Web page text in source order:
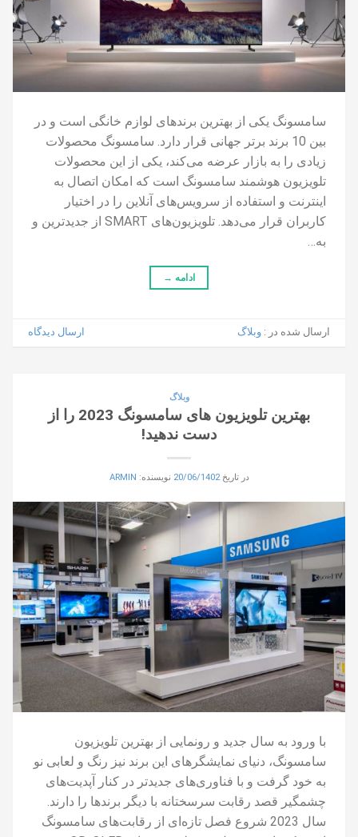
سامسونگ یکی از بهترین برندهای لوازم خانگی است و در
بین 10 برند برتر جهانی قرار دارد. سامسونگ محصولات
زیادی را به بازار عرضه می‌کند، یکی از این محصولات
تلویزیون‌ هوشمند سامسونگ است که امکان اتصال به
اینترنت و استفاده از سرویس‌های آنلاین را در اختیار
کاربران قرار می‌دهد. تلویزیون‌های SMART از جدیدترین و
به…
ادامه →
ارسال شده در :وبلاگ ارسال دیدگاه
وبلاگ
بهترین تلویزیون های سامسونگ 2023 را از
دست ندهید!
در تاریخ20/06/1402 نویسنده: ARMIN
با ورود به سال جدید و رونمایی از بهترین تلویزیون
سامسونگ، دنیای نمایشگرهای این برند نیز رنگ و لعابی نو
به خود گرفت و با فناوری‌های جدیدتر در کنار آپدیت‌های
چشمگیر قصد رقابت سرسختانه با دیگر برندها را دارند.
سال 2023 شروع فصل تازه‌ای از رقابت‌های سامسونگ